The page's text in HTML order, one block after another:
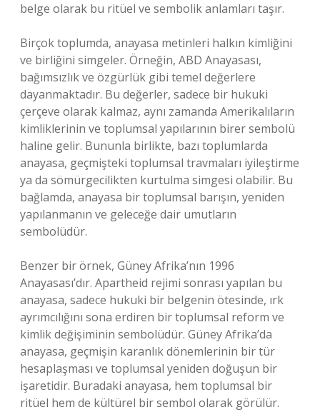
belge olarak bu ritüel ve sembolik anlamları taşır.
Birçok toplumda, anayasa metinleri halkın kimliğini
ve birliğini simgeler. Örneğin, ABD Anayasası,
bağımsızlık ve özgürlük gibi temel değerlere
dayanmaktadır. Bu değerler, sadece bir hukuki
çerçeve olarak kalmaz, aynı zamanda Amerikalıların
kimliklerinin ve toplumsal yapılarının birer sembolü
haline gelir. Bununla birlikte, bazı toplumlarda
anayasa, geçmişteki toplumsal travmaları iyileştirme
ya da sömürgecilikten kurtulma simgesi olabilir. Bu
bağlamda, anayasa bir toplumsal barışın, yeniden
yapılanmanın ve geleceğe dair umutların
sembolüdür.
Benzer bir örnek, Güney Afrika’nın 1996
Anayasası’dır. Apartheid rejimi sonrası yapılan bu
anayasa, sadece hukuki bir belgenin ötesinde, ırk
ayrımcılığını sona erdiren bir toplumsal reform ve
kimlik değişiminin sembolüdür. Güney Afrika’da
anayasa, geçmişin karanlık dönemlerinin bir tür
hesaplaşması ve toplumsal yeniden doğuşun bir
işaretidir. Buradaki anayasa, hem toplumsal bir
ritüel hem de kültürel bir sembol olarak görülür.